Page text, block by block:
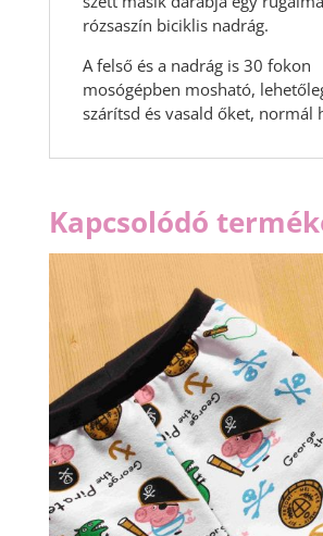
rózsaszín biciklis nadrág.
A felső és a nadrág is 30 fokon
mosógépben mosható,
szárítsd és vasald őket, normál
Kapcsolódó